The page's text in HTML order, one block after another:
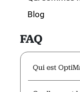
Blog
FAQ
Qui est